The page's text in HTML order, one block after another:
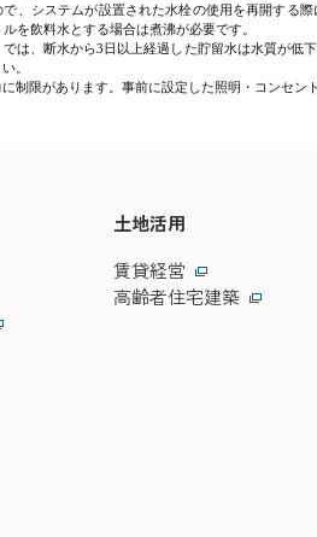
、システムが設置された水栓の使用を再開する
を飲料水とする場合は煮沸が必要です。
は、断水から3日以上経過した貯留水は水質が低
。
制限があります。事前に設定した照明・コンセン
土地活用
賃貸経営
高齢者住宅建築